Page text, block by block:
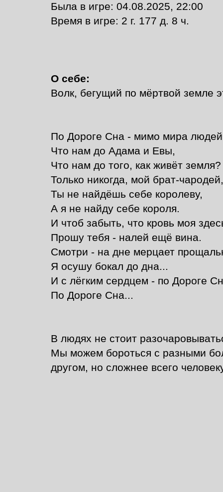
Былa в игре: 04.08.2025, 22:00
Время в игре: 2 г. 177 д. 8 ч.
О себе:
Волк, бегущий по мёртвой земле
По Дороге Сна - мимо мира
Что нам до Адама и Евы,
Что нам до того, как живёт земля?
Только никогда, мой брат-чародей,
Ты не найдёшь себе королеву,
А я не найду себе короля.
И чтоб забыть, что кровь моя
Прошу тебя - налей ещё вина.
Смотри - на дне мерцает
Я осушу бокал до дна...
И с лёгким сердцем - по Дороге
По Дороге Сна...
В людях не стоит
Мы можем бороться с разными
другом, но сложнее всего